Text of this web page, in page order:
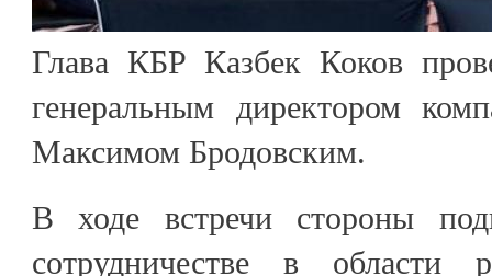
Глава КБР Казбек Коков
генеральным директором
Максимом Бродовским.
В ходе встречи стороны
сотрудничестве в области